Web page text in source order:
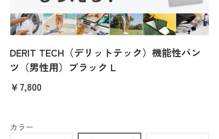
DERIT TECH（デリットテック）機能性パン
ツ（男性用）ブラック L
￥7,800
カラー